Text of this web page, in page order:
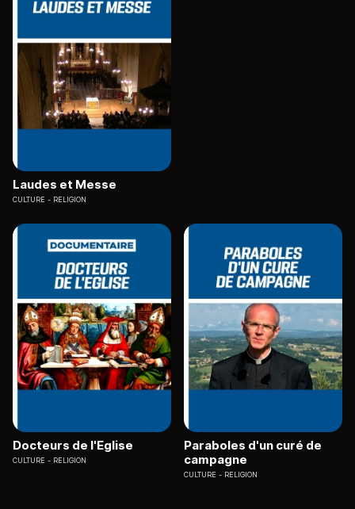
Laudes et Messe
CULTURE RELIGION
Docteurs de l'Eglise
CULTURE RELIGION
Paraboles d'un curé de
campagne
CULTURE RELIGION